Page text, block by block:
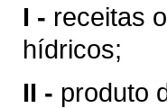
I - receitas
hídricos;
II - produto